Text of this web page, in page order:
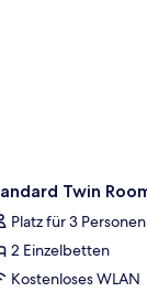
Twin
Platz für 3 Personen
2 Einzelbetten
Kostenloses WLAN